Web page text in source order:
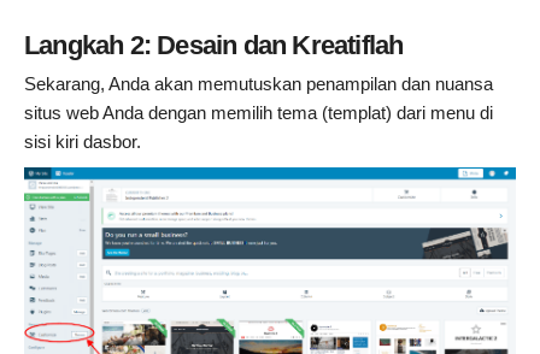
Langkah 2: Desain dan Kreatiflah
Sekarang, Anda akan memutuskan penampilan dan nuansa
situs web Anda dengan memilih tema (templat) dari menu di
sisi kiri dasbor.